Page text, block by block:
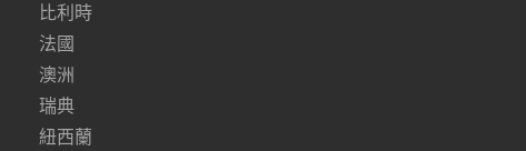
比利時
法國
澳洲
瑞典
紐西蘭